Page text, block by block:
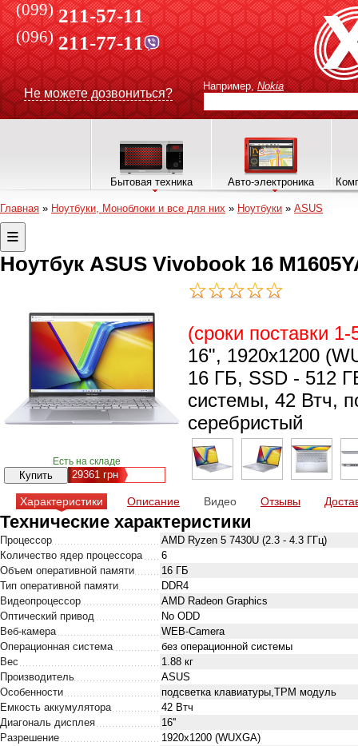
(099) 211-57-11
(096)211-77-11
Не можете дозвониться?
Например, Nokia
Бытовая техника Авто-электроника
Главная » Ноутбуки, Моноблоки и все для них » Ноутбуки » ASUS
Ноутбук ASUS Vivobook 16
Есть на складе
29361грн
(сроки поставки
16", 1920x1200
16 ГБ, SSD - 512
системы, 42 Втч,
серебристый
Характеристики Описание Видео Отзывы
Технические характеристики
Процессор
AMD Ryzen 5 7430U (2.3 - 4.3 ГГц)
Количество ядер процессора
6
Объем оперативной памяти
16 ГБ
Тип оперативной памяти
DDR4
Видеопроцессор
AMD Radeon Graphics
Оптический привод
No ODD
Веб-камера
WEB-Camera
Операционная система
без операционной системы
Вес
1.88 кг
Производитель
ASUS
Особенности
подсветка клавиатуры,TPM модуль
Емкость аккумулятора
42 Втч
Диагональ дисплея
16''
Разрешение
1920x1200 (WUXGA)